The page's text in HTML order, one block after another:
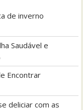
de inverno
Saudável e
Encontrar
deliciar com as